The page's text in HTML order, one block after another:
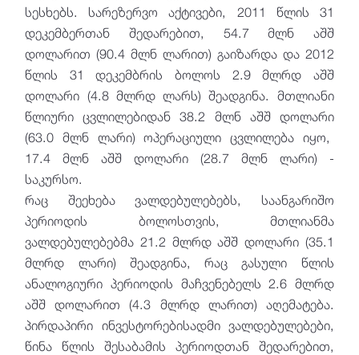
სესხებს. სარეზერვო აქტივები, 2011 წლის 31
დეკემბერთან შედარებით, 54.7 მლნ აშშ
დოლარით (90.4 მლნ ლარით) გაიზარდა და 2012
წლის 31 დეკემბრის ბოლოს 2.9 მლრდ აშშ
დოლარი (4.8 მლრდ ლარს) შეადგინა. მთლიანი
წლიური ცვლილებიდან 38.2 მლნ აშშ დოლარი
(63.0 მლნ ლარი) ოპერაციული ცვლილება იყო,
17.4 მლნ აშშ დოლარი (28.7 მლნ ლარი) -
საკურსო.
რაც შეეხება ვალდებულებებს, საანგარიშო
პერიოდის ბოლოსთვის, მთლიანმა
ვალდებულებებმა 21.2 მლრდ აშშ დოლარი (35.1
მლრდ ლარი) შეადგინა, რაც გასული წლის
ანალოგიური პერიოდის მაჩვენებელს 2.6 მლრდ
აშშ დოლარით (4.3 მლრდ ლარით) აღემატება.
პირდაპირი ინვესტორე­ბისადმი ვალდებულებები,
წინა წლის შესაბამის პერიოდთან შედარებით,